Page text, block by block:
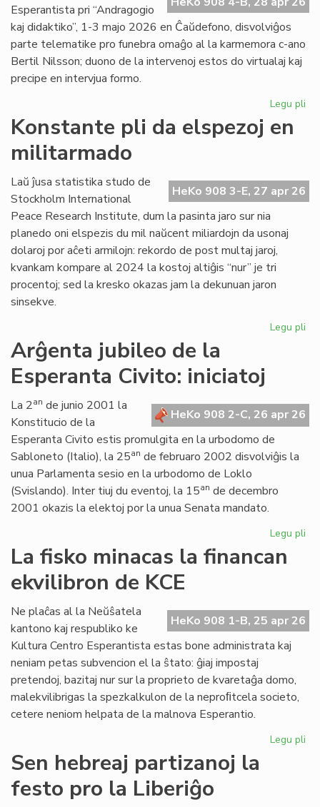
Esperantista pri “Andragogio
kaj didaktiko”, 1-3 majo 2026 en Ĉaŭdefono, disvolviĝos
parte telematike pro funebra omaĝo al la karmemora c-ano
Bertil Nilsson; duono de la intervenoj estos do virtualaj kaj
precipe en intervjua formo.
Legu pli
pro
Konstante pli da elspezoj en
militarmado
HeKo 908 3-E, 27 apr 26
Laŭ ĵusa statistika studo de
Stockholm International
Peace Research Institute, dum la pasinta jaro sur nia
planedo oni elspezis du mil naŭcent miliardojn da usonaj
dolaroj por aĉeti armilojn: rekordo de post multaj jaroj,
kvankam kompare al 2024 la kostoj altiĝis “nur” je tri
procentoj; sed la kresko okazas jam la dekunuan jaron
sinsekve.
Legu pli
en
Arĝenta jubileo de la
Esperanta Civito: iniciatoj
HeKo 908 2-C, 26 apr 26
La 2an de junio 2001 la
Konstitucio de la
Esperanta Civito estis promulgita en la urbodomo de
Sabloneto (Italio), la 25an de februaro 2002 disvolviĝis la
unua Parlamenta sesio en la urbodomo de Loklo
(Svislando). Inter tiuj du eventoj, la 15an de decembro
2001 okazis la elektoj por la unua Senata mandato.
Legu pli
La fisko minacas la financan
ekvilibron de KCE
HeKo 908 1-B, 25 apr 26
Ne plaĉas al la Neŭŝatela
kantono kaj respubliko ke
Kultura Centro Esperantista estas bone administrata kaj
neniam petas subvencion el la ŝtato: ĝiaj impostaj
pretendoj, bazitaj nur sur la proprieto de kvaretaĝa domo,
malekvilibrigas la spezkalkulon de la neproﬁtcela societo,
cetere neniom helpata de la malnova Esperantio.
Legu pli
Sen hebreaj partizanoj la
festo pro la Liberiĝo